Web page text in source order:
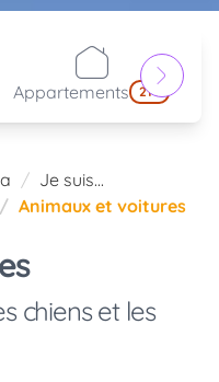
Appartements 214
Je suis...
Animaux et voitures
chiens et les